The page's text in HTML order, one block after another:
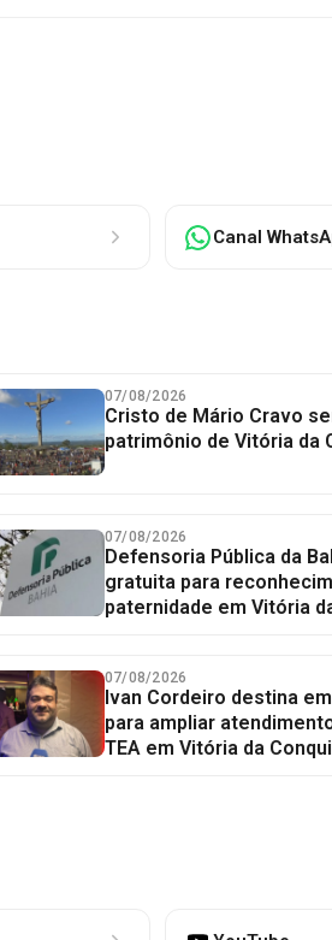
Canal
07/08/2026
Cristo de Mário Cravo
patrimônio de Vitória da
07/08/2026
Defensoria Pública da
gratuita para
paternidade em Vitória
07/08/2026
Ivan Cordeiro destina
para ampliar
TEA em Vitória da